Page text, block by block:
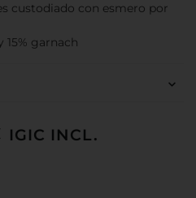
custodiado con esmero por
15% garnach
IGIC INCL.